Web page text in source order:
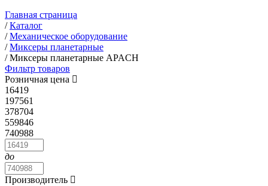
Главная страница
/Каталог
/Механическое оборудование
/Миксеры планетарные
/Миксеры планетарные APACH
Фильтр товаров
Розничная цена
16419
197561
378704
559846
740988
до
Производитель